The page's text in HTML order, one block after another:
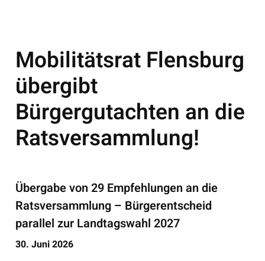
Mobilitätsrat Flensburg
übergibt
Bürgergutachten an die
Ratsversammlung!
Übergabe von 29 Empfehlungen an die
Ratsversammlung – Bürgerentscheid
parallel zur Landtagswahl 2027
30. Juni 2026